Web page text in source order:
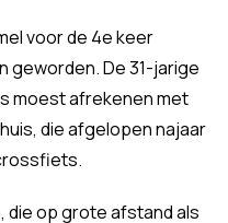
voor de 4e keer
geworden. De 31-jarige
moest afrekenen met
die afgelopen najaar
die op grote afstand als